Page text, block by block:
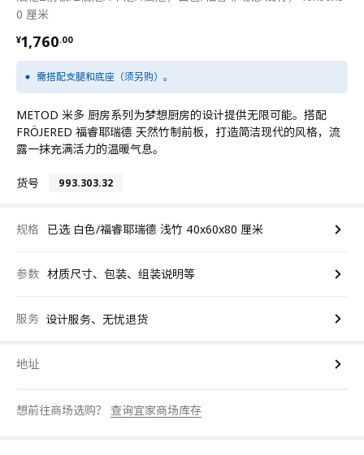
0 厘米
¥1,760.00
¥ 1760.00
需搭配支腿和底座（须另购）。
METOD 米多 厨房系列为梦想厨房的设计提供无限可能。搭配
FRÖJERED 福睿耶瑞德 天然竹制前板，打造简洁现代的风格，流
露一抹充满活力的温暖气息。
货号 993.303.32
规格 已选 白色/福睿耶瑞德 浅竹 40x60x80 厘米
参数 材质尺寸、包装、组装说明等
服务 设计服务、无忧退货
地址
想前往商场选购？ 查询宜家商场库存